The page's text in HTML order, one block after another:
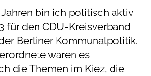
bin ich politisch aktiv
für den CDU-Kreisverband
Berliner Kommunalpolitik.
waren es
die Themen im Kiez, die